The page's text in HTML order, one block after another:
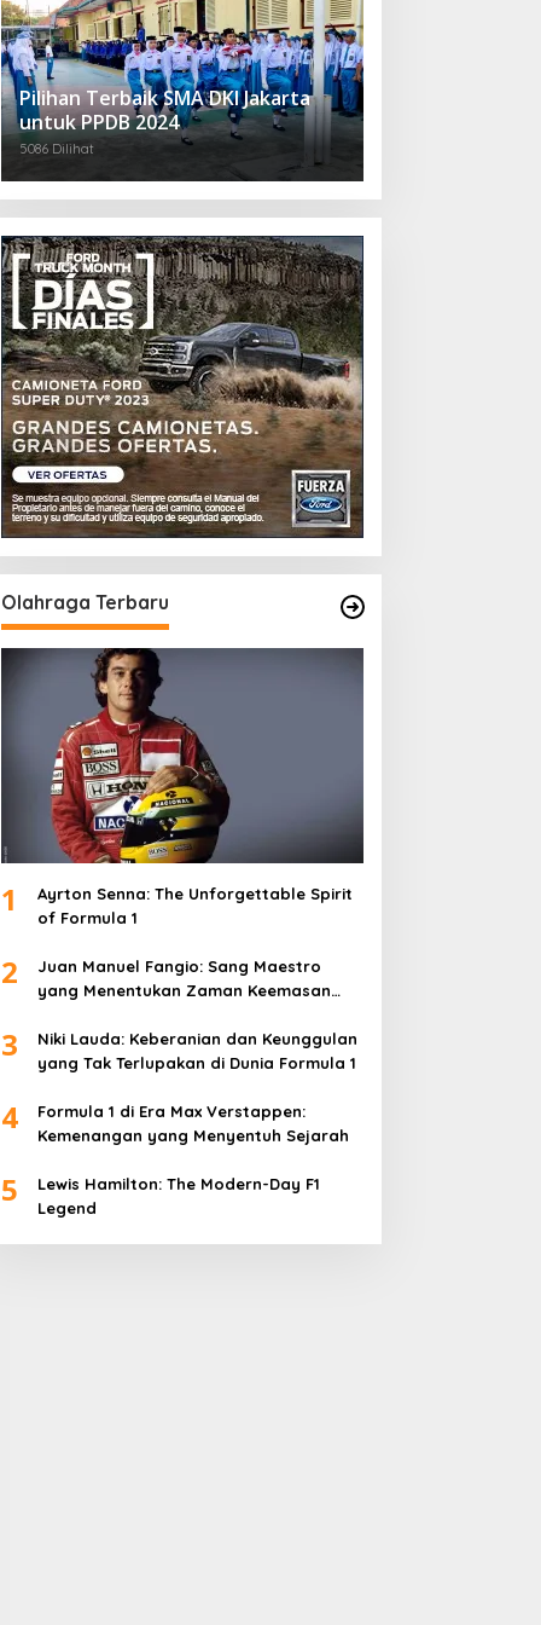
Pilihan Terbaik SMA DKI Jakarta
untuk PPDB 2024
5086 Dilihat
Olahraga Terbaru
1
Ayrton Senna: The Unforgettable Spirit
of Formula 1
2
Juan Manuel Fangio: Sang Maestro
yang Menentukan Zaman Keemasan
3
Niki Lauda: Keberanian dan Keunggulan
yang Tak Terlupakan di Dunia Formula 1
4
Formula 1 di Era Max Verstappen:
Kemenangan yang Menyentuh Sejarah
5
Lewis Hamilton: The Modern-Day F1
Legend